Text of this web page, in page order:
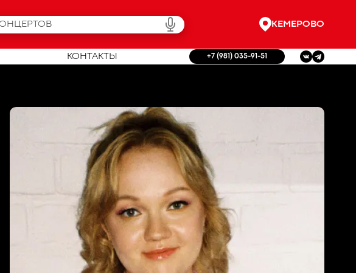
КЕМЕРОВО
КОНТАКТЫ +7 (981) 035-91-51